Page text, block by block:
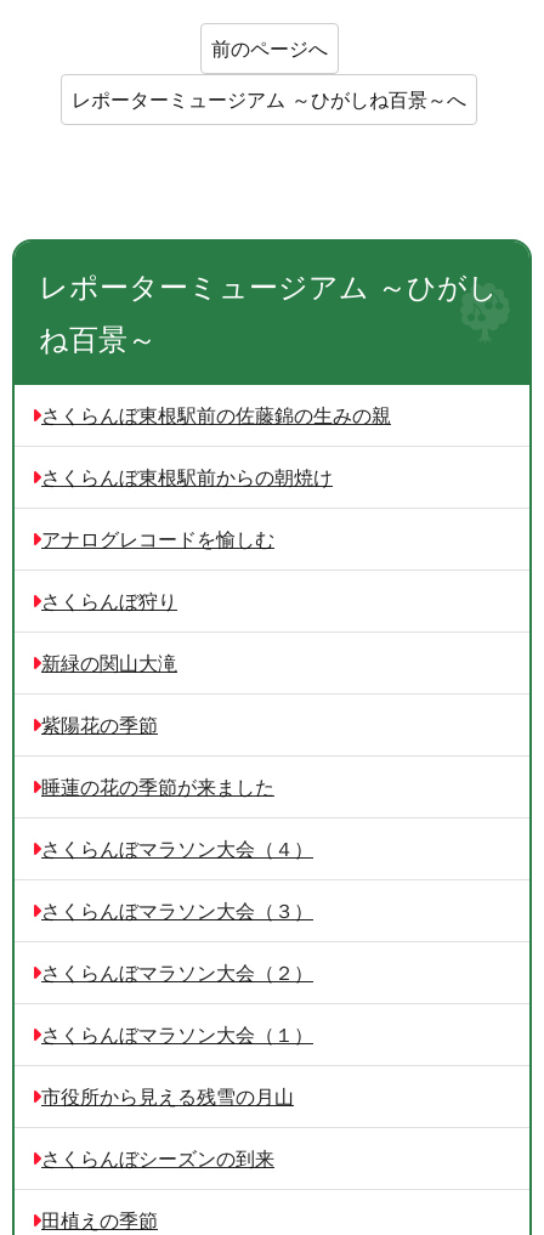
前のページへ
レポーターミュージアム ～ひがしね百景～へ
レポーターミュージアム ～ひがし
ね百景～
さくらんぼ東根駅前の佐藤錦の生みの親
さくらんぼ東根駅前からの朝焼け
アナログレコードを愉しむ
さくらんぼ狩り
新緑の関山大滝
紫陽花の季節
睡蓮の花の季節が来ました
さくらんぼマラソン大会（４）
さくらんぼマラソン大会（３）
さくらんぼマラソン大会（２）
さくらんぼマラソン大会（１）
市役所から見える残雪の月山
さくらんぼシーズンの到来
田植えの季節